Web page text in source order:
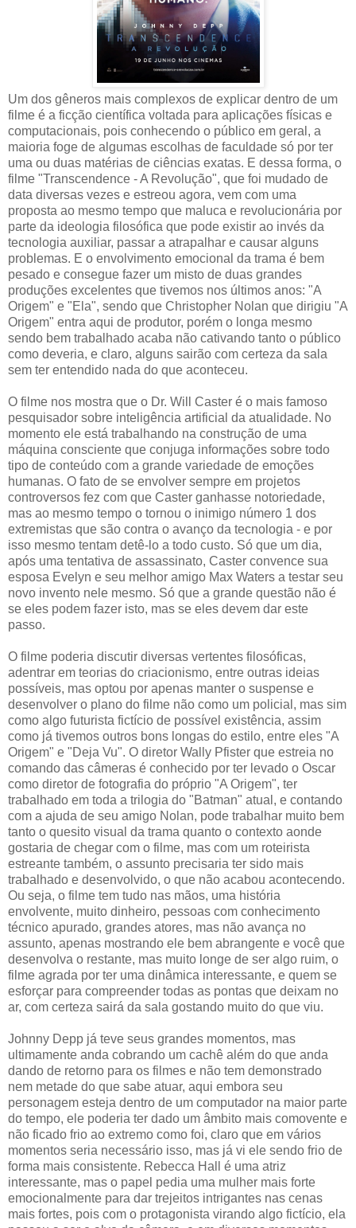
Um dos gêneros mais complexos de explicar dentro de um
filme é a ficção científica voltada para aplicações físicas e
computacionais, pois conhecendo o público em geral, a
maioria foge de algumas escolhas de faculdade só por ter
uma ou duas matérias de ciências exatas. E dessa forma, o
filme "Transcendence - A Revolução", que foi mudado de
data diversas vezes e estreou agora, vem com uma
proposta ao mesmo tempo que maluca e revolucionária por
parte da ideologia filosófica que pode existir ao invés da
tecnologia auxiliar, passar a atrapalhar e causar alguns
problemas. E o envolvimento emocional da trama é bem
pesado e consegue fazer um misto de duas grandes
produções excelentes que tivemos nos últimos anos: "A
Origem" e "Ela", sendo que Christopher Nolan que dirigiu "A
Origem" entra aqui de produtor, porém o longa mesmo
sendo bem trabalhado acaba não cativando tanto o público
como deveria, e claro, alguns sairão com certeza da sala
sem ter entendido nada do que aconteceu.
O filme nos mostra que o Dr. Will Caster é o mais famoso
pesquisador sobre inteligência artificial da atualidade. No
momento ele está trabalhando na construção de uma
máquina consciente que conjuga informações sobre todo
tipo de conteúdo com a grande variedade de emoções
humanas. O fato de se envolver sempre em projetos
controversos fez com que Caster ganhasse notoriedade,
mas ao mesmo tempo o tornou o inimigo número 1 dos
extremistas que são contra o avanço da tecnologia - e por
isso mesmo tentam detê-lo a todo custo. Só que um dia,
após uma tentativa de assassinato, Caster convence sua
esposa Evelyn e seu melhor amigo Max Waters a testar seu
novo invento nele mesmo. Só que a grande questão não é
se eles podem fazer isto, mas se eles devem dar este
passo.
O filme poderia discutir diversas vertentes filosóficas,
adentrar em teorias do criacionismo, entre outras ideias
possíveis, mas optou por apenas manter o suspense e
desenvolver o plano do filme não como um policial, mas sim
como algo futurista fictício de possível existência, assim
como já tivemos outros bons longas do estilo, entre eles "A
Origem" e "Deja Vu". O diretor Wally Pfister que estreia no
comando das câmeras é conhecido por ter levado o Oscar
como diretor de fotografia do próprio "A Origem", ter
trabalhado em toda a trilogia do "Batman" atual, e contando
com a ajuda de seu amigo Nolan, pode trabalhar muito bem
tanto o quesito visual da trama quanto o contexto aonde
gostaria de chegar com o filme, mas com um roteirista
estreante também, o assunto precisaria ter sido mais
trabalhado e desenvolvido, o que não acabou acontecendo.
Ou seja, o filme tem tudo nas mãos, uma história
envolvente, muito dinheiro, pessoas com conhecimento
técnico apurado, grandes atores, mas não avança no
assunto, apenas mostrando ele bem abrangente e você que
desenvolva o restante, mas muito longe de ser algo ruim, o
filme agrada por ter uma dinâmica interessante, e quem se
esforçar para compreender todas as pontas que deixam no
ar, com certeza sairá da sala gostando muito do que viu.
Johnny Depp já teve seus grandes momentos, mas
ultimamente anda cobrando um cachê além do que anda
dando de retorno para os filmes e não tem demonstrado
nem metade do que sabe atuar, aqui embora seu
personagem esteja dentro de um computador na maior parte
do tempo, ele poderia ter dado um âmbito mais comovente e
não ficado frio ao extremo como foi, claro que em vários
momentos seria necessário isso, mas já vi ele sendo frio de
forma mais consistente. Rebecca Hall é uma atriz
interessante, mas o papel pedia uma mulher mais forte
emocionalmente para dar trejeitos intrigantes nas cenas
mais fortes, pois com o protagonista virando algo fictício, ela